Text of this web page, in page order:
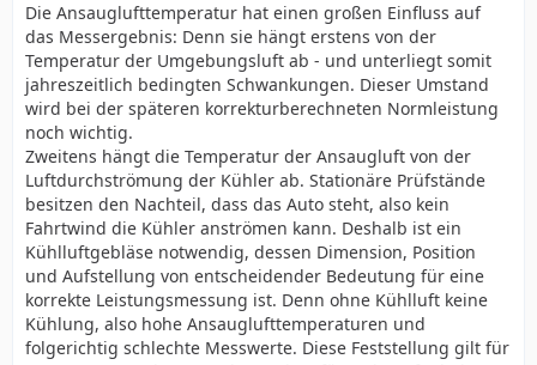
Die Ansauglufttemperatur hat einen großen Einfluss auf
das Messergebnis: Denn sie hängt erstens von der
Temperatur der Umgebungsluft ab - und unterliegt somit
jahreszeitlich bedingten Schwankungen. Dieser Umstand
wird bei der späteren korrekturberechneten Normleistung
noch wichtig.
Zweitens hängt die Temperatur der Ansaugluft von der
Luftdurchströmung der Kühler ab. Stationäre Prüfstände
besitzen den Nachteil, dass das Auto steht, also kein
Fahrtwind die Kühler anströmen kann. Deshalb ist ein
Kühlluftgebläse notwendig, dessen Dimension, Position
und Aufstellung von entscheidender Bedeutung für eine
korrekte Leistungsmessung ist. Denn ohne Kühlluft keine
Kühlung, also hohe Ansauglufttemperaturen und
folgerichtig schlechte Messwerte. Diese Feststellung gilt für